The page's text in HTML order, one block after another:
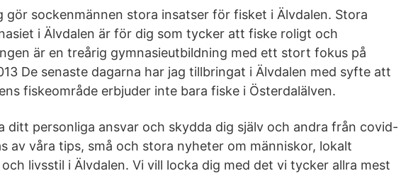
gör sockenmännen stora insatser för fisket i Älvdalen. Stora
i Älvdalen är för dig som tycker att fiske roligt och
är en treårig gymnasieutbildning med ett stort fokus på
De senaste dagarna har jag tillbringat i Älvdalen med syfte att
fiskeområde erbjuder inte bara fiske i Österdalälven.
ditt personliga ansvar och skydda dig själv och andra från covid-
av våra tips, små och stora nyheter om människor, lokalt
livsstil i Älvdalen. Vi vill locka dig med det vi tycker allra mest